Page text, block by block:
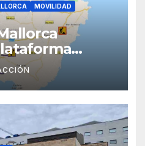
MOVILIDAD
real